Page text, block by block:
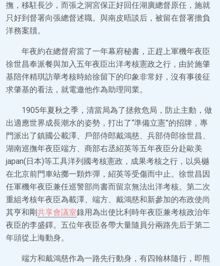
撫，移駐長沙，而張之洞宮保正好回任湖廣總督原任，施就
只好到督署向張總督述職。與南皮晤談后，被留在督署擔負
洋務案牘。
年夜約在總督府當了一年幕府秘書，正趕上軍機年夜臣
徐世昌奉派餐與加入五年夜臣出洋考核憲政之行，由於施肇
基陪伴精琪訪華考核時給徐留下的印象非常好，沒有事後征
求肇基的看法，就電邀他作為助理同業。
1905年夏秋之季，清當局為了拯救危局，防止主動，做
出適應世界成長潮水的姿勢，打出了“準備立憲”的招牌，專
門派出了鎮國公載澤、戶部侍郎戴鴻慈、兵部侍郎徐世昌、
湖南巡撫年夜臣端方、商部右丞紹英等五年夜臣分赴歐美
japan(日本)等工具洋列國考核憲政，成果考核之行，以吳樾
在北京前門車站擲一顆炸彈，紹英等受傷而中止。徐世昌因
任軍機年夜臣兼任巡警部尚書而留京無法出洋考核。第二次
重組考核年夜臣為載澤、端方、戴鴻慈和新參加的布政使尚
其亨和剛共享會議室錄用為出使比利時年夜臣兼考核政治年
夜臣的李盛鐸。五位年夜臣各帶大量隨員分兩路先后于第二
年頭從上海動身。
端方和戴鴻慈作為一路先行動身，有四翰林隨行，即熊